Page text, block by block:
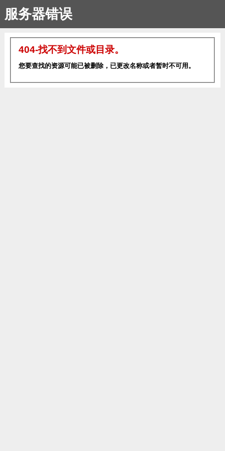
服务器错误
404-找不到文件或目录。
您要查找的资源可能已被删除，已更改名称或者暂时不可用。